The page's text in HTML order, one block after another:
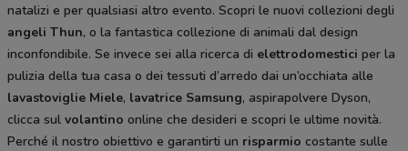
natalizi e per qualsiasi altro evento. Scopri le nuovi collezioni degli
angeli Thun, o la fantastica collezione di animali dal design
inconfondibile. Se invece sei alla ricerca di elettrodomestici per la
pulizia della tua casa o dei tessuti d’arredo dai un’occhiata alle
lavastoviglie Miele, lavatrice Samsung, aspirapolvere Dyson,
clicca sul volantino online che desideri e scopri le ultime novità.
Perché il nostro obiettivo e garantirti un risparmio costante sulle